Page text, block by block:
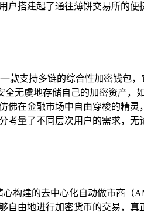
户搭建起了通往薄饼交易所的
款支持多链的综合性加密钱包
无虞地存储自己的加密资产
佛在金融市场中自由穿梭的精
考量了不同层次用户的需求，
心构建的去中心化自动做市商
自由地进行加密货币的交易，